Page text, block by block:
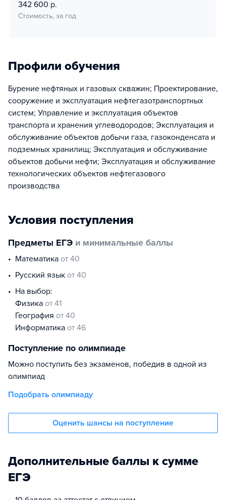
342 600 р.
Стоимость, за год
Профили обучения
Бурение нефтяных и газовых скважин; Проектирование,
сооружение и эксплуатация нефтегазотранспортных
систем; Управление и эксплуатация объектов
транспорта и хранения углеводородов; Эксплуатация и
обслуживание объектов добычи газа, газоконденсата и
подземных хранилищ; Эксплуатация и обслуживание
объектов добычи нефти; Эксплуатация и обслуживание
технологических объектов нефтегазового
производства
Условия поступления
Предметы ЕГЭ и минимальные баллы
математика от 40
русский язык от 40
На выбор:
физика от 41
география от 40
информатика от 46
Поступление по олимпиаде
Можно поступить без экзаменов, победив в одной из
олимпиад
Подобрать олимпиаду
Оценить шансы на поступление
Дополнительные баллы к сумме
ЕГЭ